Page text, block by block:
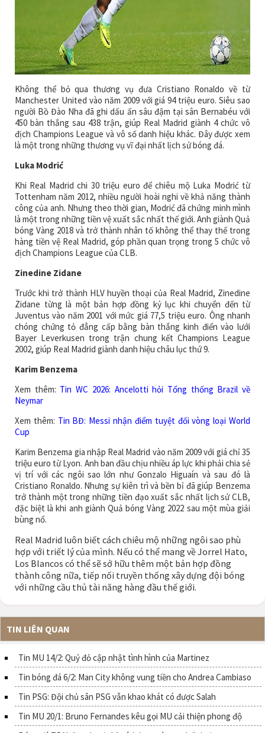
Không thể bỏ qua thương vụ đưa Cristiano Ronaldo về từ
Manchester United vào năm 2009 với giá 94 triệu euro. Siêu sao
người Bồ Đào Nha đã ghi dấu ấn sâu đậm tại sân Bernabéu với
450 bàn thắng sau 438 trận, giúp Real Madrid giành 4 chức vô
địch Champions League và vô số danh hiệu khác. Đây được xem
là một trong những thương vụ vĩ đại nhất lịch sử bóng đá.
Luka Modrić
Khi Real Madrid chi 30 triệu euro để chiêu mộ Luka Modrić từ
Tottenham năm 2012, nhiều người hoài nghi về khả năng thành
công của anh. Nhưng theo thời gian, Modrić đã chứng minh mình
là một trong những tiền vệ xuất sắc nhất thế giới. Anh giành Quả
bóng Vàng 2018 và trở thành nhân tố không thể thay thế trong
hàng tiền vệ Real Madrid, góp phần quan trọng trong 5 chức vô
địch Champions League của CLB.
Zinedine Zidane
Trước khi trở thành HLV huyền thoại của Real Madrid, Zinedine
Zidane từng là một bản hợp đồng kỷ lục khi chuyển đến từ
Juventus vào năm 2001 với mức giá 77,5 triệu euro. Ông nhanh
chóng chứng tỏ đẳng cấp bằng bàn thắng kinh điển vào lưới
Bayer Leverkusen trong trận chung kết Champions League
2002, giúp Real Madrid giành danh hiệu châu lục thứ 9.
Karim Benzema
Xem thêm: Tin WC 2026: Ancelotti hỏi Tổng thống Brazil về
Neymar
Xem thêm: Tin BĐ: Messi nhận điểm tuyệt đối vòng loại World
Cup
Karim Benzema gia nhập Real Madrid vào năm 2009 với giá chỉ 35
triệu euro từ Lyon. Anh ban đầu chịu nhiều áp lực khi phải chia sẻ
vị trí với các ngôi sao lớn như Gonzalo Higuaín và sau đó là
Cristiano Ronaldo. Nhưng sự kiên trì và bền bỉ đã giúp Benzema
trở thành một trong những tiền đạo xuất sắc nhất lịch sử CLB,
đặc biệt là khi anh giành Quả bóng Vàng 2022 sau một mùa giải
bùng nổ.
Real Madrid luôn biết cách chiêu mộ những ngôi sao phù
hợp với triết lý của mình. Nếu có thể mang về Jorrel Hato,
Los Blancos có thể sẽ sở hữu thêm một bản hợp đồng
thành công nữa, tiếp nối truyền thống xây dựng đội bóng
với những cầu thủ tài năng hàng đầu thế giới.
TIN LIÊN QUAN
Tin MU 14/2: Quỷ đỏ cập nhật tình hình của Martinez
Tin bóng đá 6/2: Man City không vung tiền cho Andrea Cambiaso
Tin PSG: Đội chủ sân PSG vẫn khao khát có được Salah
Tin MU 20/1: Bruno Fernandes kêu gọi MU cải thiện phong độ